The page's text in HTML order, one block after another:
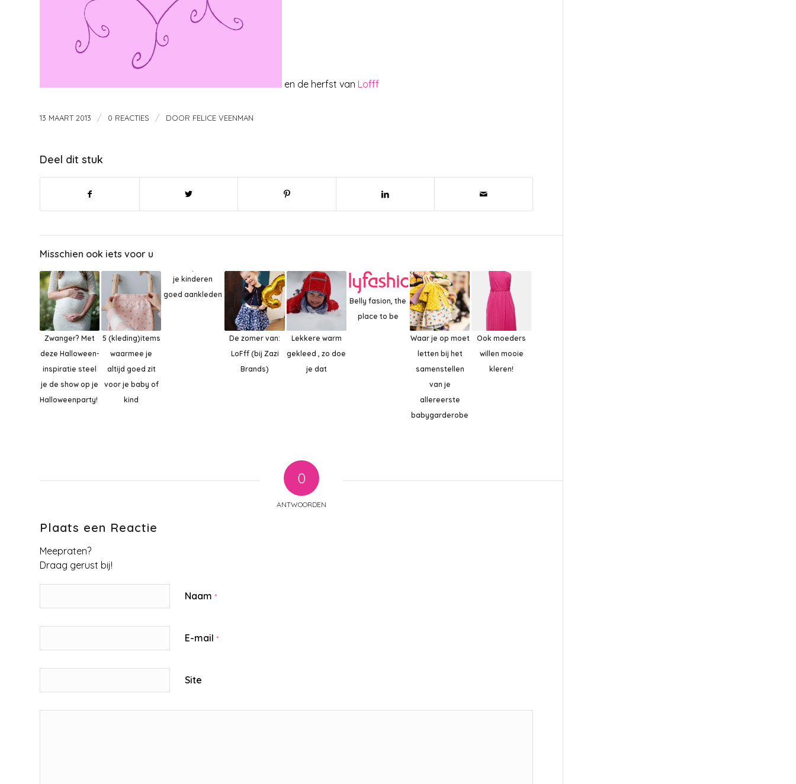
en de herfst van Lofff
13 MAART 2013 / 0 REACTIES / DOOR FELICE VEENMAN
Deel dit stuk
Misschien ook iets voor u
Zwanger? Met
deze Halloween-
inspiratie steel
je de show op je
Halloweenparty!
5 (kleding)items
waarmee je
altijd goed zit
voor je baby of
kind
je kinderen
goed aankleden
De zomer van:
LoFff (bij Zazi
Brands)
Lekkere warm
gekleed , zo doe
je dat
Belly fasion, the
place to be
Waar je op moet
letten bij het
samenstellen
van je
allereerste
babygarderobe
Ook moeders
willen mooie
kleren!
0
ANTWOORDEN
Plaats een Reactie
Meepraten?
Draag gerust bij!
Naam *
E-mail *
Site